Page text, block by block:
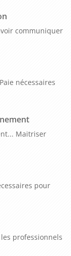
communiquer
nécessaires
Maitriser
pour
professionnels